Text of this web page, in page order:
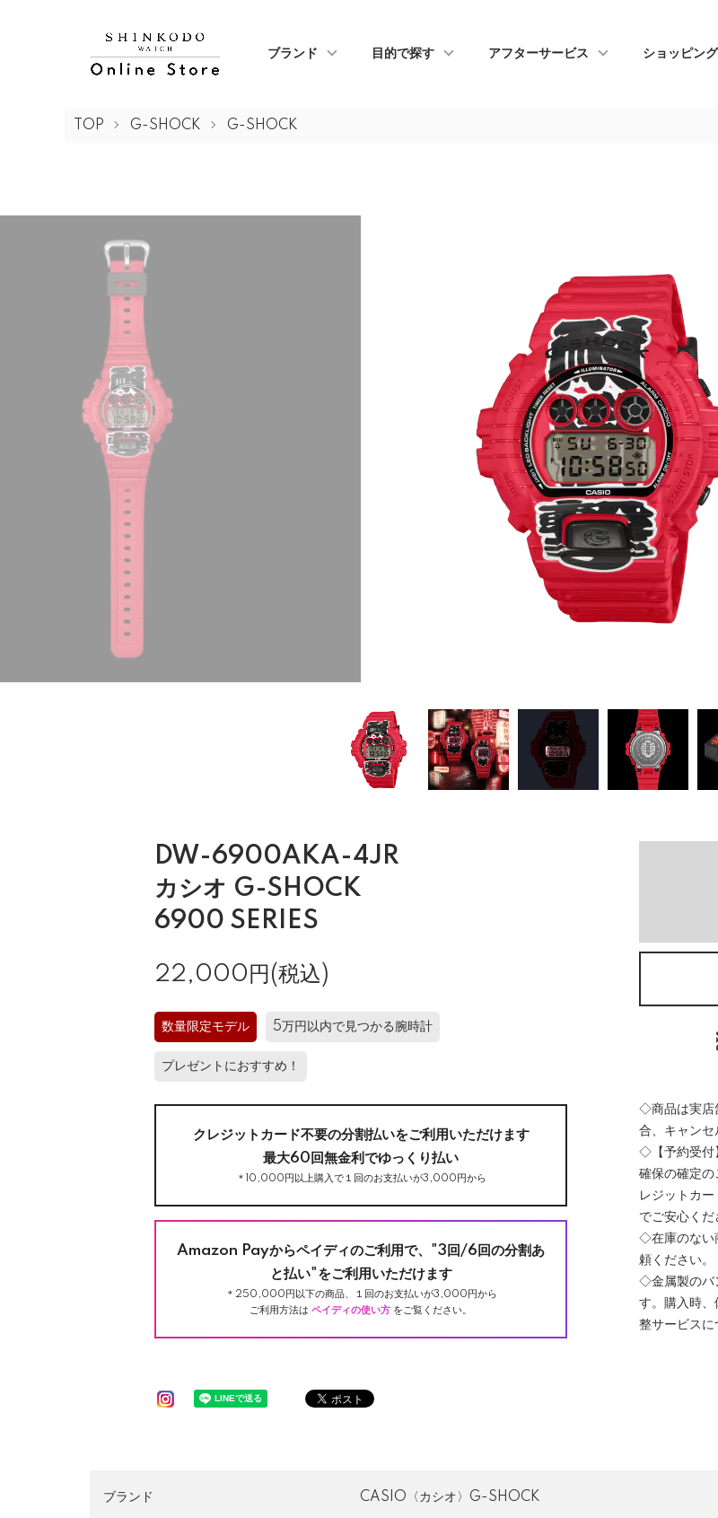
ブランド 目的で探す アフターサービス ショッピン
TOP G-SHOCK G-SHOCK
DW-6900AKA-4JR
カシオ G-SHOCK
6900 SERIES
22,000円(税込)
数量限定モデル 5万円以内で見つかる腕時計
プレゼントにおすすめ！
クレジットカード不要の分割払いをご利用いただけます
最大60回無金利でゆっくり払い
＊10,000円以上購入で１回のお支払いが3,000円から
Amazon Payからペイディのご利用で、"3回/6回の分割あ
と払い"をご利用いただけます
＊250,000円以下の商品、１回のお支払いが3,000円から
ご利用方法は ペイディの使い方 をご覧ください。
◇商品は実店
合、キャンセ
◇【予約受付
確保の確定の
レジットカ
でご安心くだ
◇在庫のない
頼ください。
◇金属製のバ
す。購入時、
整サービス
ブランド CASIO〈カシオ〉G-SHOCK